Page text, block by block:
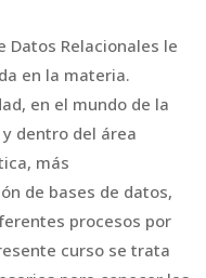
Datos Relacionales le
en la materia.
en el mundo de la
dentro del área
más
de bases de datos,
procesos por
curso se trata